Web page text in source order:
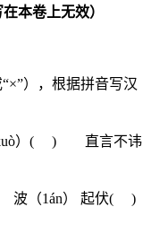
本卷上无效）
），根据拼音写汉
）( ) 直言不讳
（1án） 起伏( )